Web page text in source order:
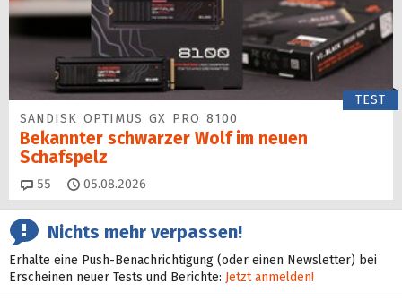
TEST
SANDISK OPTIMUS GX PRO 8100
Bekannter schwarzer Wolf im neuen
Schafspelz
55 Kommentare
05.08.2026
Nichts mehr verpassen!
Erhalte eine Push-Benachrichtigung (oder einen Newsletter) bei
Erscheinen neuer Tests und Berichte: Jetzt anmelden!